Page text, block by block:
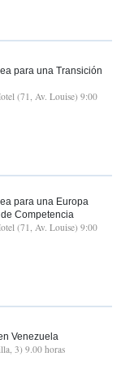
para una Transición
(71, Av. Louise) 9:00
para una Europa
Competencia
(71, Av. Louise) 9:00
Venezuela
3) 9.00 horas